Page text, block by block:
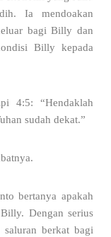
Ia mendoakan
bagi Billy dan
Billy kepada
4:5: “Hendaklah
sudah dekat.”
bertanya apakah
Dengan serius
berkat bagi